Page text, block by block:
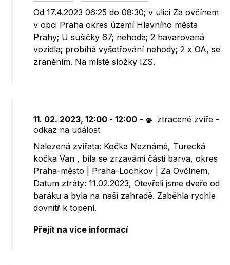
Od 17.4.2023 06:25 do 08:30; v ulici Za ovčínem
v obci Praha okres území Hlavního města
Prahy; U sušičky 67; nehoda; 2 havarovaná
vozidla; probíhá vyšetřování nehody; 2 x OA, se
zraněním. Na místě složky IZS.
11. 02. 2023, 12:00 - 12:00 - ztracené zvíře -
odkaz na událost
Nalezená zvířata: Kočka Neznámé, Turecká
kočka Van , bíla se zrzavámi části barva, okres
Praha-město | Praha-Lochkov | Za Ovčínem,
Datum ztráty: 11.02.2023, Otevřeli jsme dveře od
baráku a byla na naší zahradě. Zaběhla rychle
dovnitř k topení.
Přejít na více informací